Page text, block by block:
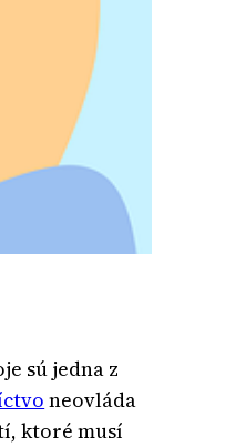
sú jedna z
neovláda
ktoré musí